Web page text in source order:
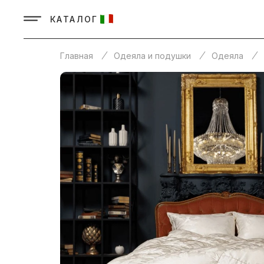
КАТАЛОГ
Главная Одеяла и подушки Одеяла